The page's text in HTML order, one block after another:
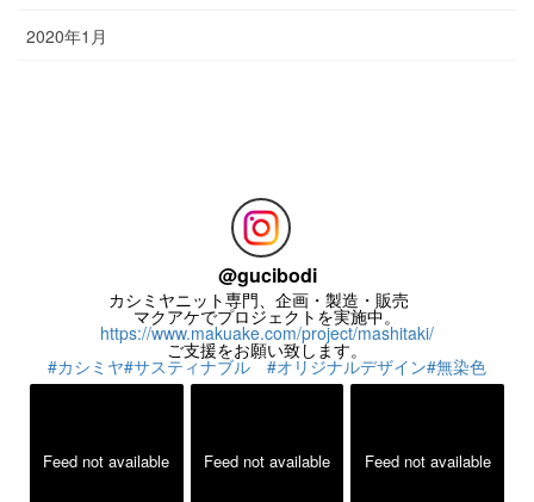
2020年1月
@gucibodi
カシミヤニット専門、企画・製造・販売
マクアケでプロジェクトを実施中。
https://www.makuake.com/project/mashitaki/
ご支援をお願い致します。
#カシミヤ#サスティナブル#オリジナルデザイン#無染色
Feed not available Feed not available Feed not available